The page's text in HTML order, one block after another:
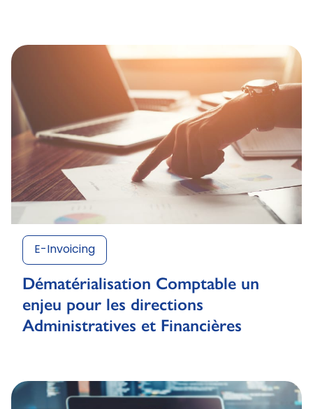
E-Invoicing
Dématérialisation Comptable un
enjeu pour les directions
Administratives et Financières